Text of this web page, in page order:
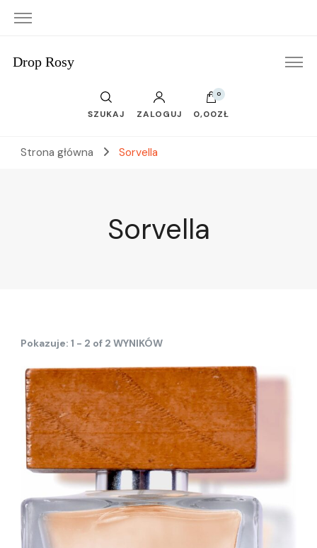
Drop Rosy
SZUKAJ ZALOGUJ
0
0,00ZŁ
Strona główna Sorvella
Sorvella
Pokazuje: 1 - 2 of 2 WYNIKÓW